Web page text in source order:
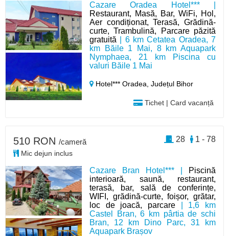
Cazare Oradea Hotel*** |
Restaurant, Masă, Bar, WiFi, Hol,
Aer condiționat, Terasă, Grădină-
curte, Trambulină, Parcare păzită
gratuită | 6 km Cetatea Oradea, 7
km Băile 1 Mai, 8 km Aquapark
Nymphaea, 21 km Piscina cu
valuri Băile 1 Mai
Hotel*** Oradea,Județul Bihor
Tichet | Card vacanță
Cazare Bran Hotel*** |
Piscină
interioară, saună, restaurant,
terasă, bar, sală de conferințe,
WIFI, grădină-curte, foișor, grătar,
loc de joacă, parcare | 1,6 km
Castel Bran, 6 km pârtia de schi
Bran, 12 km Dino Parc, 31 km
Aquapark Brașov
510 RON /cameră
Mic dejun inclus
1 - 78
28